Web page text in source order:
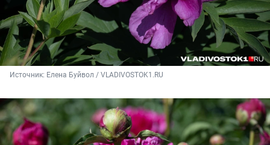
Источник: Елена Буйвол / VLADIVOSTOK1.RU